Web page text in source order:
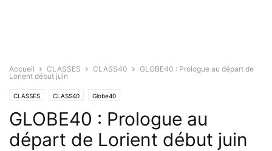
Accueil CLASSES CLASS40
GLOBE40 : Prologue au départ de
Lorient début juin
CLASSES CLASS40 Globe40
GLOBE40 : Prologue au
départ de Lorient début juin